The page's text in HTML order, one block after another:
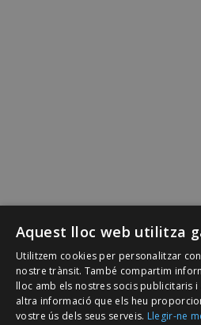
Aquest lloc web utilitza
Utilitzem cookies per personalitzar
nostre trànsit. També compartim
lloc amb els nostres socis publicitaris
altra informació que els heu
vostre ús dels seus serveis. Llegir-ne